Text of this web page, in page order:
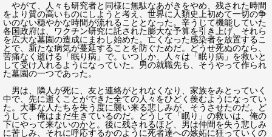
やがて、人々も研究者と同様に無駄なあがきをやめ、残された時間
をより質の高いものにしようと考え、世界に人類史上初めて一切の争
いのない穏やかな時間が流れることとなった。辛うじて機能していた
各国政府は、ワクチン研究に託された膨大な予算を引き上げ、それら
を広大な墓園の造成にまわし始めた。亡くなった感染者を放置するこ
とで、新たな病気が蔓延することを防ぐためだ。どうせ死ぬのなら、
苦痛なく逝ける「眠り病」で。いつしか、人々は「眠り病」を救いと
して受け入れるようになっていた。男の就職先も、そうやって作られ
た墓園の一つであった。
男は、隣人が死に、友と連絡がとれなくなり、家族をみとっていく
中で、先に逝くことができた全ての人々をひどく羨むようになってい
た。大事な人たちを失う度に襲い来る悲しみが、そうさせたのだ。ど
うして、俺はまだ生きているのだ。どうして「眠り」の救いは、俺の
下にやって来ないのかと。後に残されるほど、男は仲間を失う悲しみ
に苦しみ、それに呼応するかのように死者達への嫉妬に狂っていくの